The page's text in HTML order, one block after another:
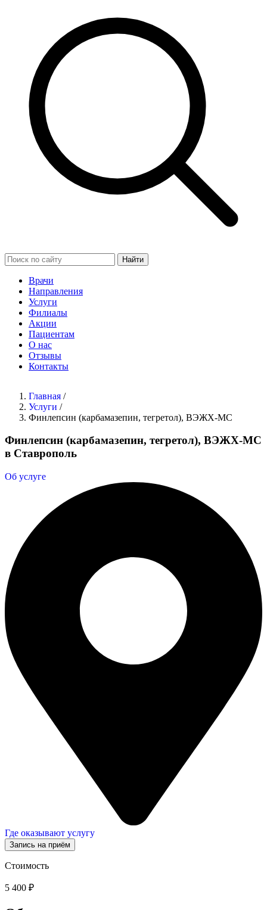
Найти
Врачи
Направления
Услуги
Филиалы
Акции
Пациентам
О нас
Отзывы
Контакты
Главная /
Услуги /
Финлепсин (карбамазепин, тегретол), ВЭЖХ-МС
Финлепсин (карбамазепин, тегретол), ВЭЖХ-МС
в Ставрополь
Об услуге
Где оказывают услугу
Запись на приём
Стоимость
5 400 ₽